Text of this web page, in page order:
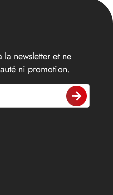
newsletter et ne
ni promotion.